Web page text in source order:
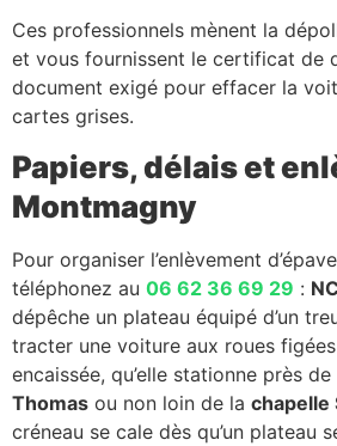
Ces professionnels mènent la
et vous fournissent le certificat de
document exigé pour effacer la
cartes grises.
Papiers, délais et
Montmagny
Pour organiser l’enlèvement
téléphonez au 06 62 36 69 29 :
dépêche un plateau équipé d’un
tracter une voiture aux roues figées
encaissée, qu’elle stationne près de
Thomas ou non loin de la chapelle
créneau se cale dès qu’un plateau